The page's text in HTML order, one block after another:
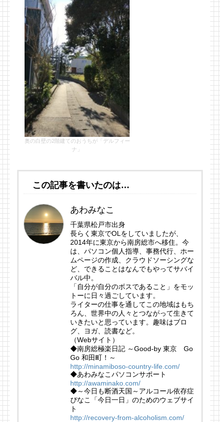
奥の白壁の2階建てのおうちが「デルフィー
ナ」
この記事を書いたのは…
あわみなこ
千葉県松戸市出身
長らく東京でOLをしていましたが、
2014年に東京から南房総市へ移住。今
は、パソコン個人指導、事務代行、ホー
ムページの作成、クラウドソーシングな
ど、できることはなんでもやってサバイ
バル中。
「自分が自分のボスであること」をモッ
トーに日々過ごしています。
ライターの仕事を通してこの地域はもち
ろん、世界中の人々とつながって生きて
いきたいと思っています。趣味はブロ
グ、ヨガ、読書など。
（Webサイト）
◆南房総極楽日記 ～Good-by 東京 Go
Go 和田町！～
http://minamiboso-country-life.com/
◆あわみなこパソコンサポート
http://awaminako.com/
◆～今日も断酒天国～アルコール依存症
ぴなこ「今日一日」のためのウェブサイ
ト
http://recovery-from-alcoholism.com/